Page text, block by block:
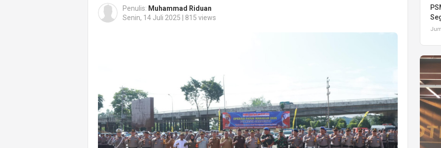
Penulis: Muhammad Riduan
Senin, 14 Juli 2025 | 815 views